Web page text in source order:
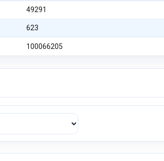
49291
623
100066205